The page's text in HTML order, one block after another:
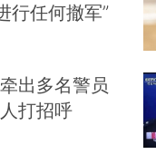
行任何撤军”
出多名警员
打招呼